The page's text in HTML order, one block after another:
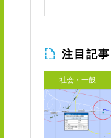
注目記事
社会・一般